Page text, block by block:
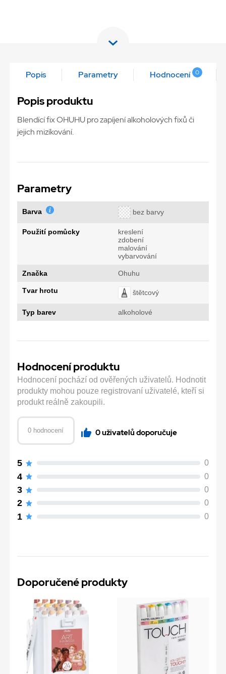
Popis Parametry Hodnocení 0
Popis produktu
Blendící fix OHUHU pro zapíjení alkoholových fixů či
jejich mizíkování.
Parametry
Barva bez barvy
Použití pomůcky
kreslení
zdobení
malování
vybarvování
Značka Ohuhu
Tvar hrotu štětcový
Typ barev alkoholové
Hodnocení produktu
Hodnocení pochází od ověřených uživatelů. Hodnotit
produkty mohou pouze registrovaní uživatelé, kteří si
produkt reálně zakoupili.
0 hodnocení 0 uživatelů doporučuje
5 0
4 0
3 0
2 0
1 0
Doporučené produkty